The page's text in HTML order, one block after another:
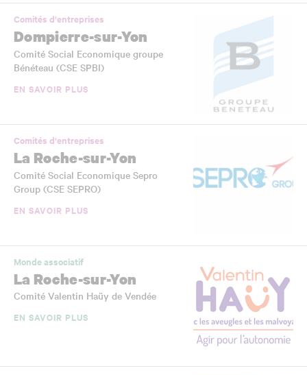
Comités d'entreprises
Dompierre-sur-Yon
Comité Social Economique groupe
Bénéteau (CSE SPBI)
EN SAVOIR PLUS
Comités d'entreprises
La Roche-sur-Yon
Comité Social Economique Sepro
Group (CSE SEPRO)
EN SAVOIR PLUS
Monde associatif
La Roche-sur-Yon
Comité Valentin Haüy de Vendée
EN SAVOIR PLUS